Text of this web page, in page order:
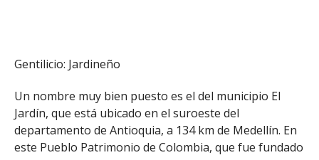
Gentilicio: Jardineño
Un nombre muy bien puesto es el del municipio El
Jardín, que está ubicado en el suroeste del
departamento de Antioquia, a 134 km de Medellín. En
este Pueblo Patrimonio de Colombia, que fue fundado